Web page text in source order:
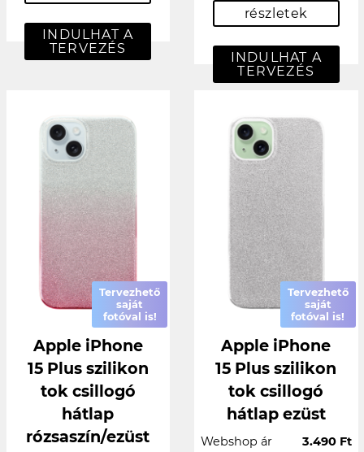
INDULHAT A
TERVEZÉS
részletek
INDULHAT A
TERVEZÉS
Tervezhető
saját
fotóval is!
Apple iPhone
15 Plus szilikon
tok csillogó
hátlap
rózsaszín/ezüst
Tervezhető
saját
fotóval is!
Apple iPhone
15 Plus szilikon
tok csillogó
hátlap ezüst
Webshop ár
3.490 Ft